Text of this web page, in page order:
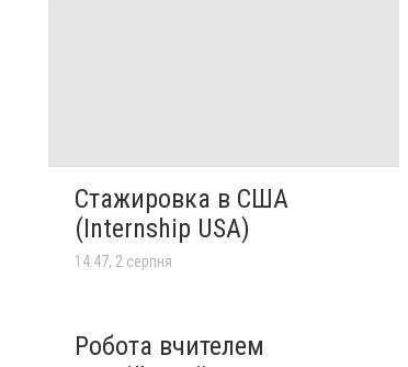
Стажировка в США
(Internship USA)
14:47, 2 серпня
Робота вчителем